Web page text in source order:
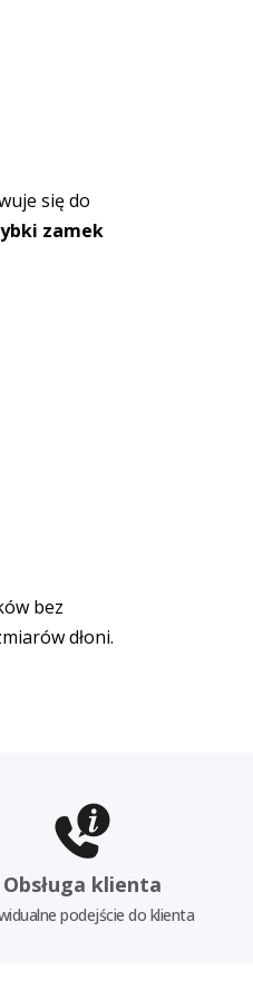
się do
zamek
bez
dłoni.
Obsługa klienta
podejście do klienta